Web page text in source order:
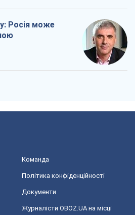
Росія може
Команда
Політика конфіденційності
Документи
Журналісти OBOZ.UA на місці